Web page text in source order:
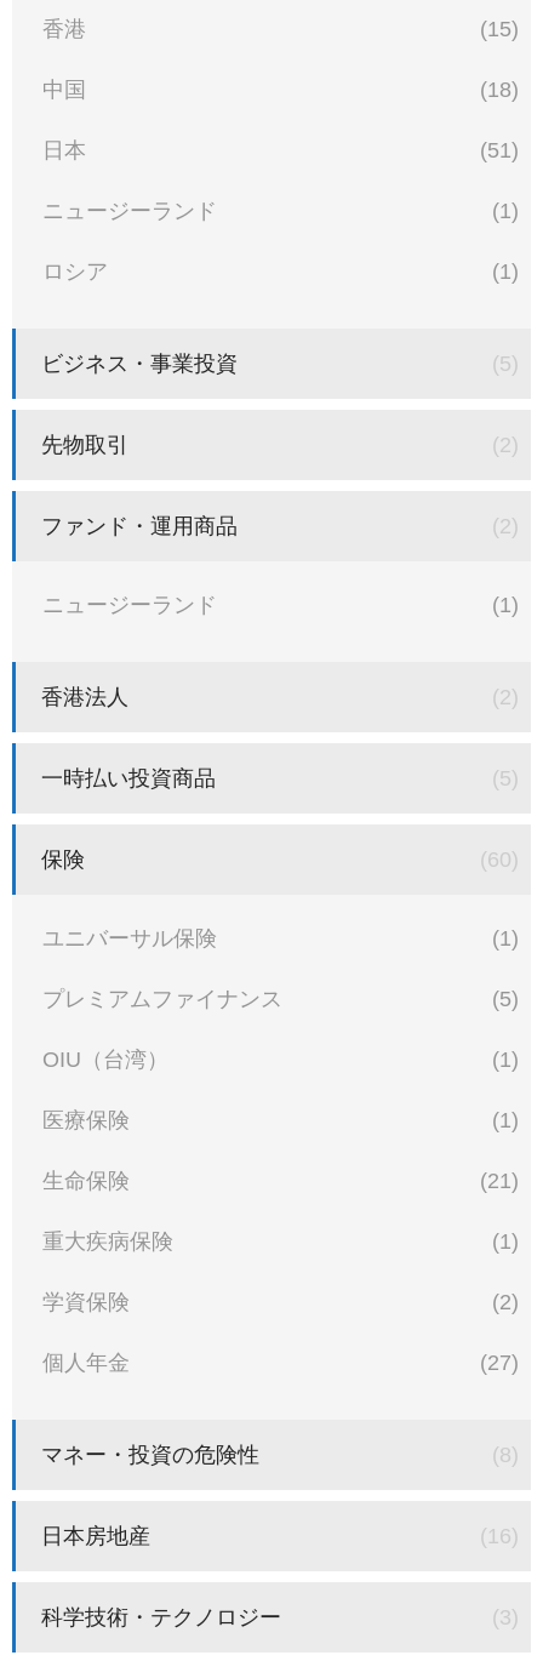
香港 (15)
中国 (18)
日本 (51)
ニュージーランド (1)
ロシア (1)
ビジネス・事業投資 (5)
先物取引 (2)
ファンド・運用商品 (2)
ニュージーランド (1)
香港法人 (2)
一時払い投資商品 (5)
保険 (60)
ユニバーサル保険 (1)
プレミアムファイナンス (5)
OIU（台湾） (1)
医療保険 (1)
生命保険 (21)
重大疾病保険 (1)
学資保険 (2)
個人年金 (27)
マネー・投資の危険性 (8)
日本房地産 (16)
科学技術・テクノロジー (3)